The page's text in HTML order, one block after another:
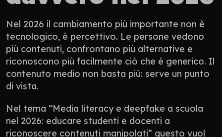
Nel 2026 il cambiamento più importante non è
tecnologico, è percettivo. Le persone vedono
più contenuti, confrontano più alternative e
riconoscono più facilmente ciò che è generico. Il
contenuto medio non basta più: serve un punto
di vista.
Nel tema “Media literacy e deepfake a scuola
nel 2026: educare studenti e docenti a
riconoscere contenuti manipolati” questo vuol